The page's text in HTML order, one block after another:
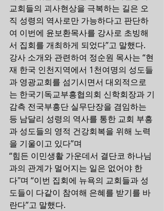
교회들의 괴사현상을 극복하는 길은 오
직 성령의 역사로만 가능하다고 판단하
여 이번에 윤보환목사를 강사로 초빙해
서 집회를 개최하게 되었다”고 말했다.
강사 소개와 관련하여 정순원 목사는 “현
재 한국 인천지역에서 1천여명의 성도들
과 영광교회를 섬기시면서 대외적으로
는 한국기독교부흥협의회 신학회장과 기
감측 전국부흥단 실무단장을 겸임하는
등 남달리 성령의 역사를 통한 교회 부흥
과 성도들의 영적 건강회복을 위해 노력
을 기울이고 있다”며
“힘든 이민생활 가운데서 결단코 하나님
과의 관계가 멀어지는 일은 없어야 한
다"며 “이번 집회에 뉴욕의 교회들과 성
도들이 다같이 참여해 은혜를 받기를 바
란다”고 말했다.